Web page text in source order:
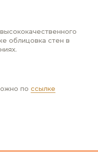
облицовка стен в
по ссылке